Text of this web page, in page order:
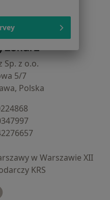
Specjalisty
Sp. z o.o.
5/7
Polska
w Warszawie XII
KRS